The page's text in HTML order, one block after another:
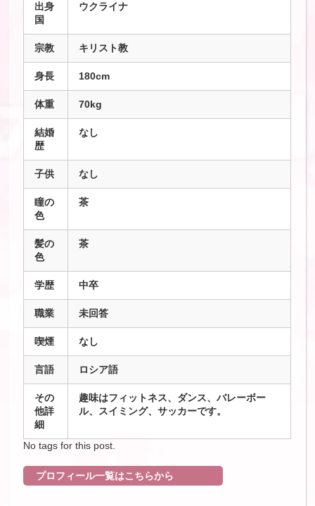
出身
国
ウクライナ
宗教 キリスト教
身長 180cm
体重 70kg
結婚
歴
なし
子供 なし
瞳の
色
茶
髪の
色
茶
学歴 中卒
職業 未回答
喫煙 なし
言語 ロシア語
その
他詳
細
趣味はフィットネス、ダンス、バレーボー
ル、スイミング、サッカーです。
No tags for this post.
プロフィール一覧はこちらから